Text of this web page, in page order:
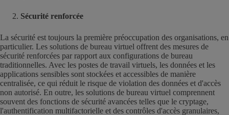
Sécurité renforcée
La sécurité est toujours la première préoccupation des organisations, en
particulier. Les solutions de bureau virtuel offrent des mesures de
sécurité renforcées par rapport aux configurations de bureau
traditionnelles. Avec les postes de travail virtuels, les données et les
applications sensibles sont stockées et accessibles de manière
centralisée, ce qui réduit le risque de violation des données et d'accès
non autorisé. En outre, les solutions de bureau virtuel comprennent
souvent des fonctions de sécurité avancées telles que le cryptage,
l'authentification multifactorielle et des contrôles d'accès granulaires,